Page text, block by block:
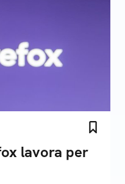
lavora per